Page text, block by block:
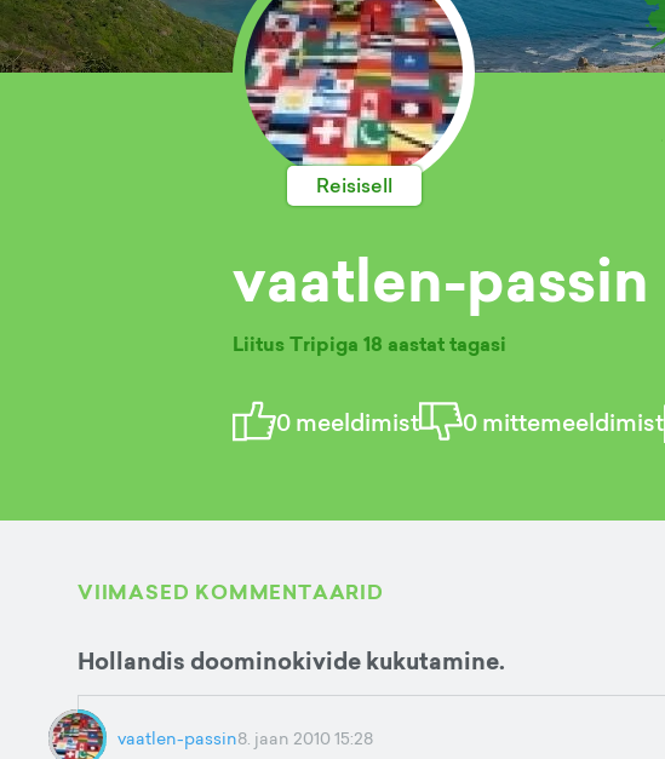
Reisisell
vaatlen-passin
Liitus Tripiga 18 aastat tagasi
0meeldimist 0mittemeeldimist
VIIMASED KOMMENTAARID
Hollandis doominokivide kukutamine.
vaatlen-passin8. jaan 2010 15:28